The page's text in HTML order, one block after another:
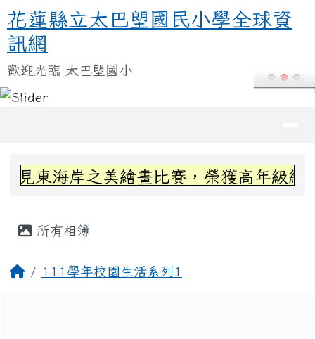
跳至主內容區
花蓮縣立太巴塱國民小學全球資訊
花蓮縣立太巴塱國民小學全球資
訊網
歡迎光臨 太巴塱國小
上中區域內容
海岸之美繪畫比賽，榮獲高年級組第三
所有相簿
回首頁111學年校園生活系列1